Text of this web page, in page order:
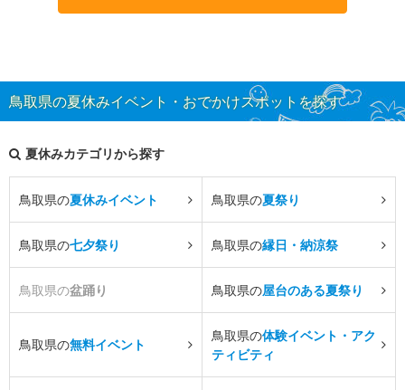
鳥取県の夏休みイベント・おでかけスポットを探す
夏休みカテゴリから探す
鳥取県の夏休みイベント 鳥取県の夏祭り
鳥取県の七夕祭り 鳥取県の縁日・納涼祭
鳥取県の盆踊り 鳥取県の屋台のある夏祭り
鳥取県の無料イベント
鳥取県の体験イベント・アク
ティビティ